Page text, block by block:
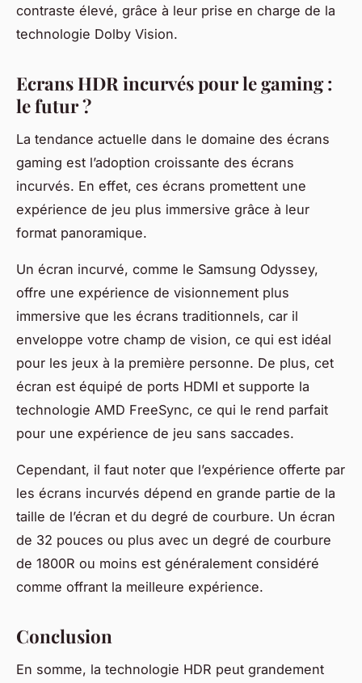
contraste élevé, grâce à leur prise en charge de la
technologie Dolby Vision.
Ecrans HDR incurvés pour le gaming :
le futur ?
La tendance actuelle dans le domaine des écrans
gaming est l’adoption croissante des écrans
incurvés. En effet, ces écrans promettent une
expérience de jeu plus immersive grâce à leur
format panoramique.
Un écran incurvé, comme le Samsung Odyssey,
offre une expérience de visionnement plus
immersive que les écrans traditionnels, car il
enveloppe votre champ de vision, ce qui est idéal
pour les jeux à la première personne. De plus, cet
écran est équipé de ports HDMI et supporte la
technologie AMD FreeSync, ce qui le rend parfait
pour une expérience de jeu sans saccades.
Cependant, il faut noter que l’expérience offerte par
les écrans incurvés dépend en grande partie de la
taille de l’écran et du degré de courbure. Un écran
de 32 pouces ou plus avec un degré de courbure
de 1800R ou moins est généralement considéré
comme offrant la meilleure expérience.
Conclusion
En somme, la technologie HDR peut grandement